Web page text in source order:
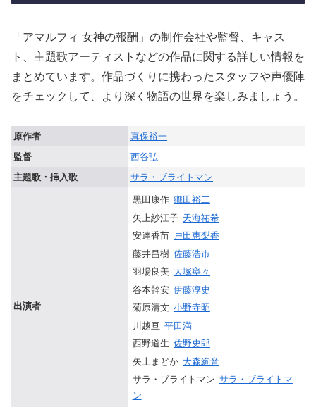
「アマルフィ 女神の報酬」の制作会社や監督、キャス
ト、主題歌アーティストなどの作品に関する詳しい情報を
まとめています。作品づくりに携わったスタッフや声優陣
をチェックして、より深く物語の世界を楽しみましょう。
原作者
真保裕一
監督
西谷弘
主題歌・挿入歌
サラ・ブライトマン
出演者
黒田康作 織田裕二
矢上紗江子 天海祐希
安達香苗 戸田恵梨香
藤井昌樹 佐藤浩市
羽場良美 大塚寧々
谷本幹安 伊藤淳史
菊原清文 小野寺昭
川越亘 平田満
西野道生 佐野史郎
矢上まどか 大森絢音
サラ・ブライトマン サラ・ブライトマ
ン